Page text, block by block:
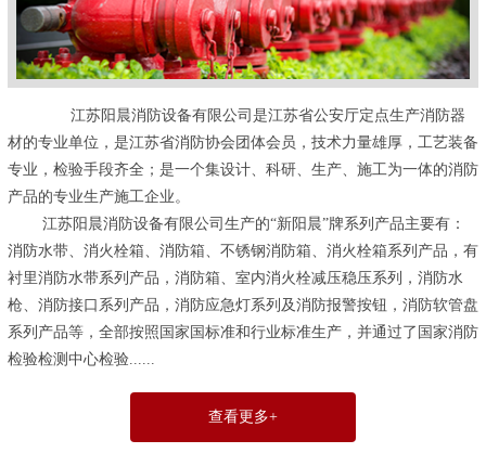
江苏阳晨消防设备有限公司是江苏省公安厅定点生产消防器
材的专业单位，是江苏省消防协会团体会员，技术力量雄厚，工艺装备
专业，检验手段齐全；是一个集设计、科研、生产、施工为一体的消防
产品的专业生产施工企业。
江苏阳晨消防设备有限公司生产的“新阳晨”牌系列产品主要有：
消防水带、消火栓箱、消防箱、不锈钢消防箱、消火栓箱系列产品，有
衬里消防水带系列产品，消防箱、室内消火栓减压稳压系列，消防水
枪、消防接口系列产品，消防应急灯系列及消防报警按钮，消防软管盘
系列产品等，全部按照国家国标准和行业标准生产，并通过了 国家消防
检验检测中心检验......
查看更多+